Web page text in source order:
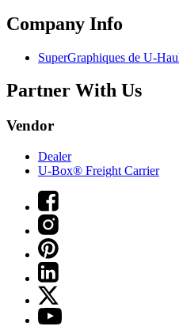
Company Info
SuperGraphiques de U-
Partner With Us
Vendor
Dealer
U-Box® Freight Carrier